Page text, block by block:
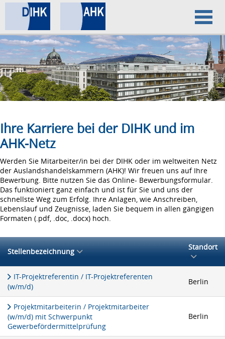
Home
Datenschutz
Impressum
Ihre Karriere bei der DIHK und im
AHK-Netz
Werden Sie Mitarbeiter/in bei der DIHK oder im weltweiten Netz
der Auslandshandelskammern (AHK)! Wir freuen uns auf Ihre
Bewerbung. Bitte nutzen Sie das Online- Bewerbungsformular.
Das funktioniert ganz einfach und ist für Sie und uns der
schnellste Weg zum Erfolg. Ihre Anlagen, wie Anschreiben,
Lebenslauf und Zeugnisse, laden Sie bequem in allen gängigen
Formaten (.pdf, .doc, .docx) hoch.
Stellenbezeichnung Standort
IT-Projektreferentin / IT-Projektreferenten
(w/m/d)
Berlin
Projektmitarbeiterin / Projektmitarbeiter
(w/m/d) mit Schwerpunkt
Gewerbefördermittelprüfung
Berlin